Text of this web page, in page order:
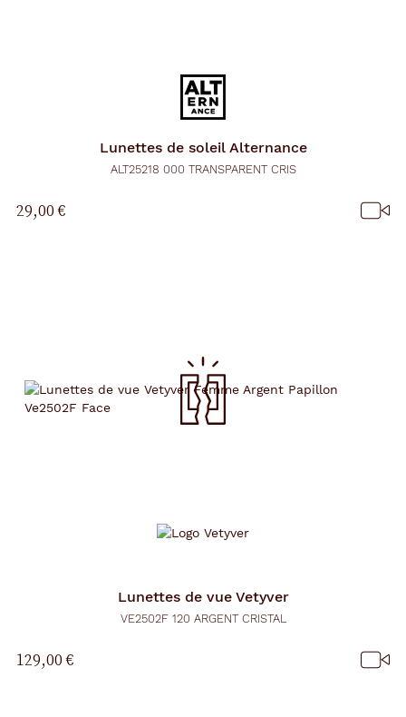
Lunettes de soleil Alternance
ALT25218 000 TRANSPARENT CRIS
29,00 €
Lunettes de vue Vetyver
VE2502F 120 ARGENT CRISTAL
129,00 €